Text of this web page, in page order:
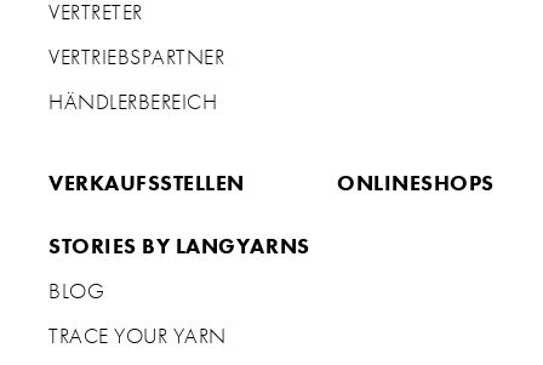
Christine Vötter
A-6370 Kitzbühel
Mail:
kbhandarbeiten@gmail.com
VERTRETER
VERTRIEBSPARTNER
HÄNDLERBEREICH
VERKAUFSSTELLEN ONLINESHOPS
STORIES BY LANGYARNS
BLOG
TRACE YOUR YARN